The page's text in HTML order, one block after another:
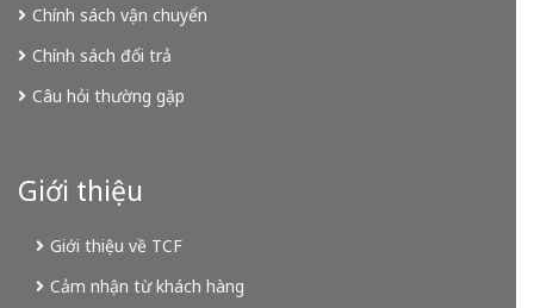
Chính sách vận chuyển
Chính sách đổi trả
Câu hỏi thường gặp
Giới thiệu
Giới thiệu về TCF
Cảm nhận từ khách hàng